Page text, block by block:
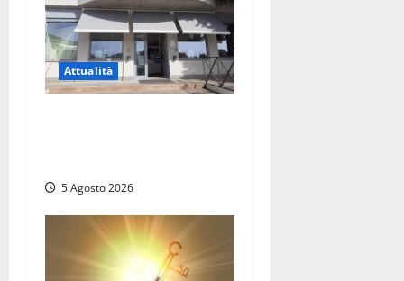
Attualità
5 Agosto 2026